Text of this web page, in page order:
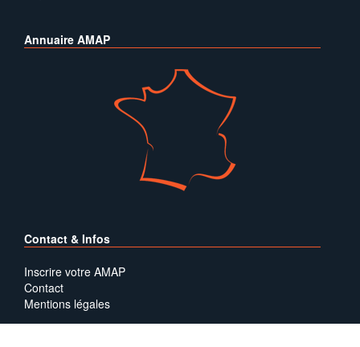
Annuaire AMAP
Contact & Infos
Inscrire votre AMAP
Contact
Mentions légales